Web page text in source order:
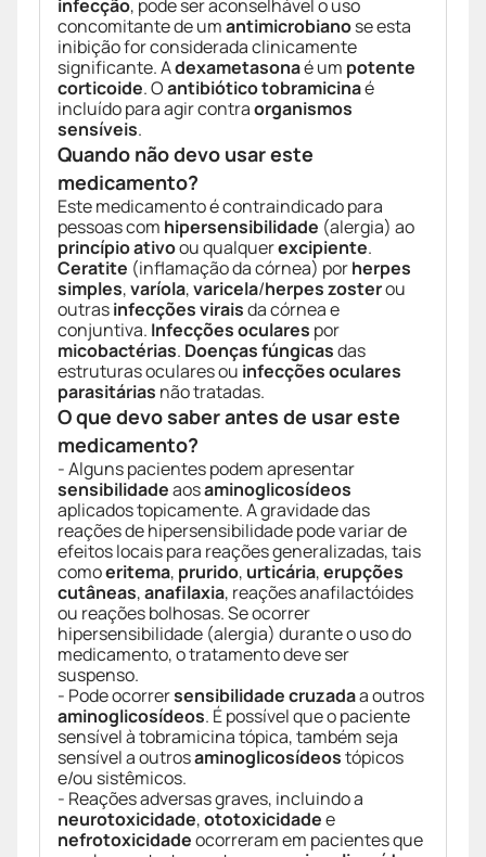
infecção, pode ser aconselhável o uso
concomitante de umantimicrobianose esta
inibição for considerada clinicamente
significante. Adexametasonaé um potente
corticoide. Oantibiótico tobramicinaé
incluído para agir contraorganismos
sensíveis.
Quando não devo usar este
medicamento?
Este medicamento é contraindicado para
pessoas com hipersensibilidade (alergia) ao
princípio ativoou qualquerexcipiente.
Ceratite (inflamação da córnea) porherpes
simples,varíola,varicela/herpes zosterou
outrasinfecções viraisda córnea e
conjuntiva. Infecções oculares por
micobactérias. Doenças fúngicasdas
estruturas oculares ou infecções oculares
parasitárias não tratadas.
O que devo saber antes de usar este
medicamento?
- Alguns pacientes podem apresentar
sensibilidadeaosaminoglicosídeos
aplicados topicamente. A gravidade das
reações de hipersensibilidade pode variar de
efeitos locais para reações generalizadas, tais
comoeritema, prurido, urticária,erupções
cutâneas,anafilaxia, reações anafilactóides
ou reações bolhosas. Se ocorrer
hipersensibilidade (alergia) durante o uso do
medicamento, o tratamento deve ser
suspenso.
- Pode ocorrersensibilidade cruzadaa outros
aminoglicosídeos. É possível que o paciente
sensível à tobramicina tópica, também seja
sensível a outrosaminoglicosídeostópicos
e/ou sistêmicos.
- Reações adversas graves, incluindo a
neurotoxicidade,ototoxicidadee
nefrotoxicidadeocorreram em pacientes que